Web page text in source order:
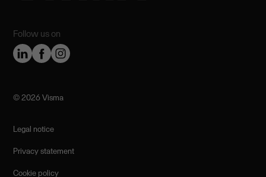
Follow us on
©️ 2026 Visma
Legal notice
Privacy statement
Cookie policy